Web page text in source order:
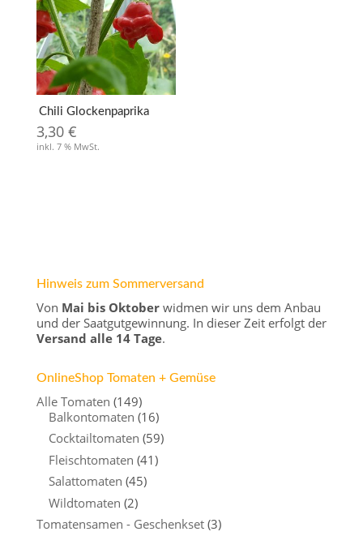
Chili Glockenpaprika
3,30 €
inkl. 7 % MwSt.
Hinweis zum Sommerversand
Von Mai bis Oktoberwidmen wir uns dem Anbau
und der Saatgutgewinnung. In dieser Zeit erfolgt der
Versand alle 14 Tage.
OnlineShop Tomaten + Gemüse
Alle Tomaten (149)
Balkontomaten (16)
Cocktailtomaten (59)
Fleischtomaten (41)
Salattomaten (45)
Wildtomaten (2)
Tomatensamen - Geschenkset (3)